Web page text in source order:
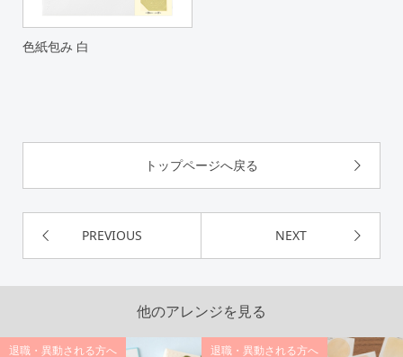
色紙包み 白
トップページへ戻る
PREVIOUS NEXT
他のアレンジを見る
退職・異動される方へ 退職・異動される方へ